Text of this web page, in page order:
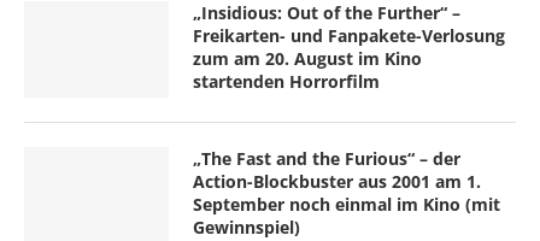
„Insidious: Out of the Further“ –
Freikarten- und Fanpakete-Verlosung
zum am 20. August im Kino
startenden Horrorfilm
„The Fast and the Furious“ – der
Action-Blockbuster aus 2001 am 1.
September noch einmal im Kino (mit
Gewinnspiel)